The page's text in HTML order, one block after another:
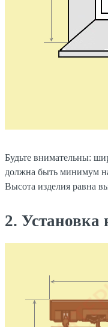
Будьте внимательны:
должна быть минимум
Высота изделия равна
2. Установка